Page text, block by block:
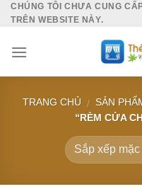
SkipCHÚNG TÔI CHƯA CUNG
TRÊN WEBSITE NÀY.
TRANG CHỦ / SẢN
“RÈM CỬA